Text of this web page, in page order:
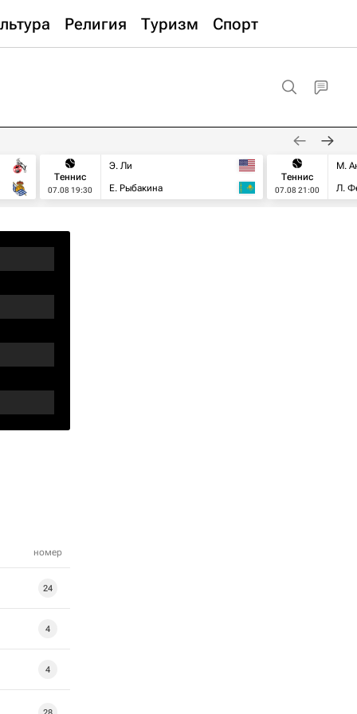
Религия Туризм Спорт
Теннис
07.08 19:30
Э. Ли
Е. Рыбакина
Теннис
07.08 21:00
М.
Л.
номер
24
4
4